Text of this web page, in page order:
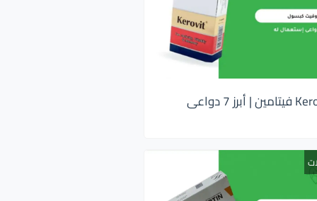
كيروفيت Kerovit فيتامين | أبرز 7 دواعى